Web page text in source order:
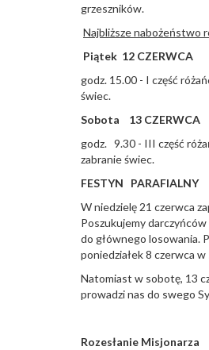
grzeszników.
Najbliższe nabożeństwo
Piątek 12 CZERWCA
godz. 15.00 - I część
świec.
Sobota 13 CZERWCA
godz. 9.30 - III część
zabranie świec.
FESTYN PARAFIALNY
W niedzielę 21 czerwca
Poszukujemy
do głównego losowania.
poniedziałek 8 czerwca
Natomiast w sobotę, 13
prowadzi nas do swego
Rozesłanie Misjonarza